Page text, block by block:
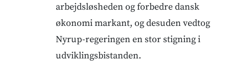
arbejdsløsheden og forbedre dansk
økonomi markant, og desuden vedtog
Nyrup-regeringen en stor stigning i
udviklingsbistanden.